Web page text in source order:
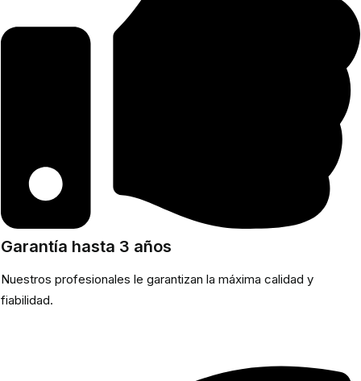
Garantía hasta 3 años
Nuestros profesionales le garantizan la máxima calidad y
fiabilidad.